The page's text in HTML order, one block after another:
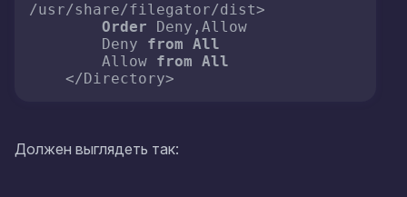
/usr/share/filegator/dist>
Order Deny,Allow
        Deny
from All
        Allow
from All
    </Directory>
Должен выглядеть так: